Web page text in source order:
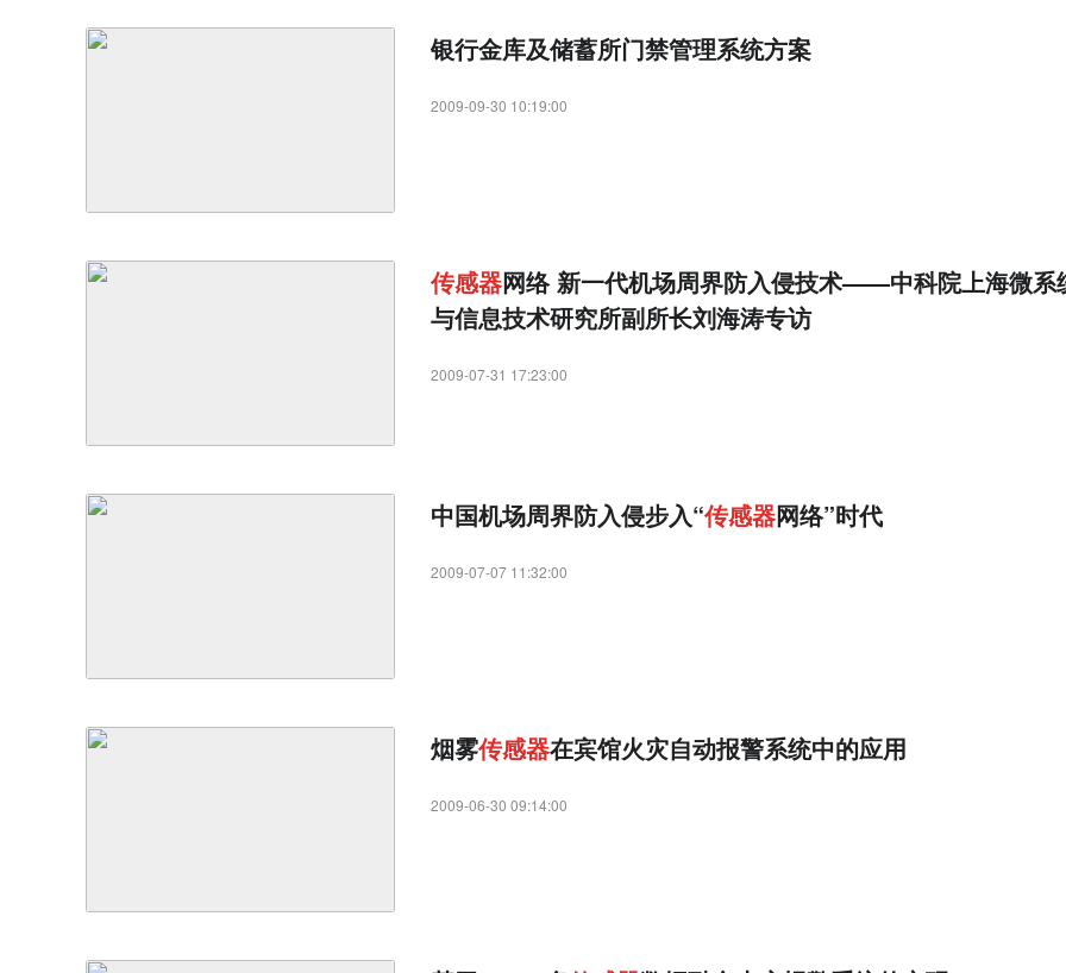
银行金库及储蓄所门禁管理系统方案
2009-09-30 10:19:00
传感器网络 新一代机场周界防入侵技术——中科院上海微系
与信息技术研究所副所长刘海涛专访
2009-07-31 17:23:00
中国机场周界防入侵步入“传感器网络”时代
2009-07-07 11:32:00
烟雾传感器在宾馆火灾自动报警系统中的应用
2009-06-30 09:14:00